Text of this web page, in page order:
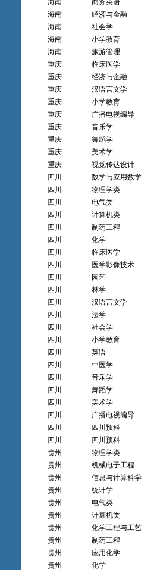
海南
商务英语
海南
经济与金融
海南
社会学
海南
小学教育
海南
旅游管理
重庆
临床医学
重庆
经济与金融
重庆
汉语言文学
重庆
小学教育
重庆
广播电视编导
重庆
音乐学
重庆
舞蹈学
重庆
美术学
重庆
视觉传达设计
四川
数学与应用数学
四川
物理学类
四川
电气类
四川
计算机类
四川
制药工程
四川
化学
四川
临床医学
四川
医学影像技术
四川
园艺
四川
林学
四川
汉语言文学
四川
法学
四川
社会学
四川
小学教育
四川
英语
四川
中医学
四川
音乐学
四川
舞蹈学
四川
美术学
四川
广播电视编导
四川
四川预科
四川
四川预科
贵州
物理学类
贵州
机械电子工程
贵州
信息与计算科学
贵州
统计学
贵州
电气类
贵州
计算机类
贵州
化学工程与工艺
贵州
制药工程
贵州
应用化学
贵州
化学